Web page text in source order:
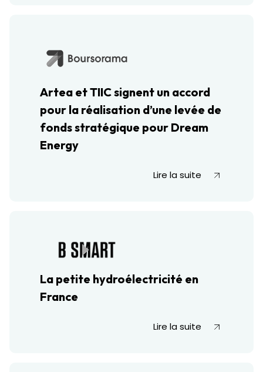
Artea et TIIC signent un accord
pour la réalisation d’une levée de
fonds stratégique pour Dream
Energy
Lire la suite
La petite hydroélectricité en
France
Lire la suite